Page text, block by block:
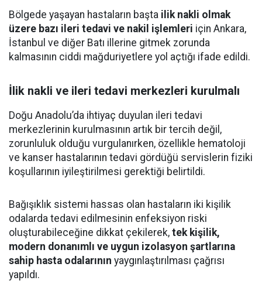
Bölgede yaşayan hastaların başta ilik nakli olmak
üzere bazı ileri tedavi ve nakil işlemleri için Ankara,
İstanbul ve diğer Batı illerine gitmek zorunda
kalmasının ciddi mağduriyetlere yol açtığı ifade edildi.
İlik nakli ve ileri tedavi merkezleri kurulmalı
Doğu Anadolu’da ihtiyaç duyulan ileri tedavi
merkezlerinin kurulmasının artık bir tercih değil,
zorunluluk olduğu vurgulanırken, özellikle hematoloji
ve kanser hastalarının tedavi gördüğü servislerin fiziki
koşullarının iyileştirilmesi gerektiği belirtildi.
Bağışıklık sistemi hassas olan hastaların iki kişilik
odalarda tedavi edilmesinin enfeksiyon riski
oluşturabileceğine dikkat çekilerek, tek kişilik,
modern donanımlı ve uygun izolasyon şartlarına
sahip hasta odalarının yaygınlaştırılması çağrısı
yapıldı.